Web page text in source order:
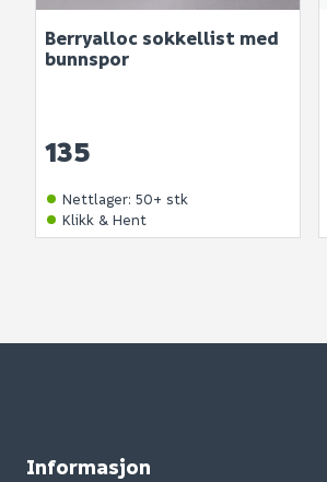
Berryalloc sokkellist med
bunnspor
135
Nettlager: 50+ stk
Klikk & Hent
Informasjon